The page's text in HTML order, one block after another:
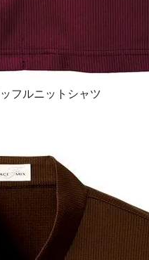
フルニットシャツ